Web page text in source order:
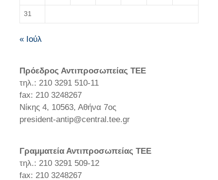
31
« Ιούλ
Πρόεδρος Αντιπροσωπείας ΤΕΕ
τηλ.: 210 3291 510-11
fax: 210 3248267
Νίκης 4, 10563, Αθήνα 7ος
president-antip@central.tee.gr
Γραμματεία Αντιπροσωπείας ΤΕΕ
τηλ.: 210 3291 509-12
fax: 210 3248267